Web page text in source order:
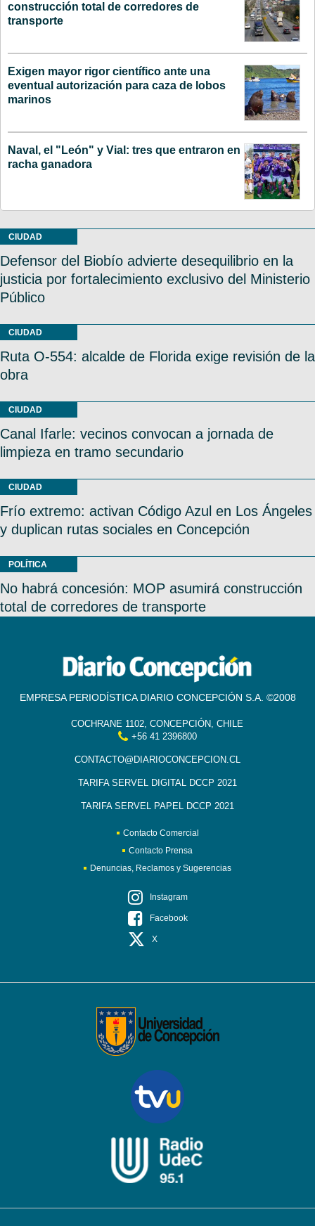
construcción total de corredores de
transporte
Exigen mayor rigor científico ante una
eventual autorización para caza de lobos
marinos
Naval, el "León" y Vial: tres que entraron en
racha ganadora
CIUDAD
Defensor del Biobío advierte desequilibrio en la
justicia por fortalecimiento exclusivo del Ministerio
Público
CIUDAD
Ruta O-554: alcalde de Florida exige revisión de la
obra
CIUDAD
Canal Ifarle: vecinos convocan a jornada de
limpieza en tramo secundario
CIUDAD
Frío extremo: activan Código Azul en Los Ángeles
y duplican rutas sociales en Concepción
POLÍTICA
No habrá concesión: MOP asumirá construcción
total de corredores de transporte
EMPRESA PERIODÍSTICA DIARIO CONCEPCIÓN S.A. ©2008
COCHRANE 1102, CONCEPCIÓN, CHILE
+56 41 2396800
CONTACTO@DIARIOCONCEPCION.CL
TARIFA SERVEL DIGITAL DCCP 2021
TARIFA SERVEL PAPEL DCCP 2021
Contacto Comercial
Contacto Prensa
Denuncias, Reclamos y Sugerencias
Instagram
Facebook
X